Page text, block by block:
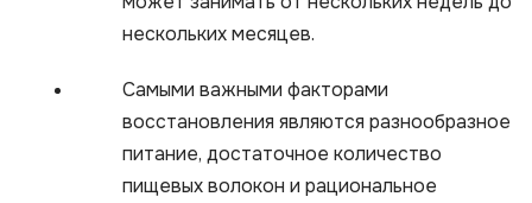
нескольких месяцев.
Самыми важными факторами
восстановления являются разнообразное
питание, достаточное количество
пищевых волокон и рациональное